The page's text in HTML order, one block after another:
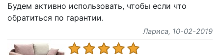
Будем активно использовать, чтобы если что
обратиться по гарантии.
Лариса, 10-02-2019